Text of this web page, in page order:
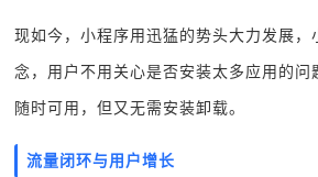
现如今，小程序用迅猛的势头大力发展，
念，用户不用关心是否安装太多应用的问
随时可用，但又无需安装卸载。
流量闭环与用户增长